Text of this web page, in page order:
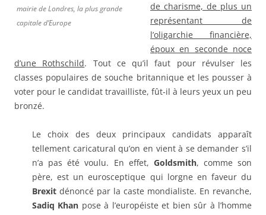
mairie de Londres, la plus grande
capitale d’Europe
de charisme, de plus un
représentant de
l’oligarchie financière,
époux en seconde noce
d’une Rothschild. Tout ce qu’il faut pour révulser les
classes populaires de souche britannique et les pousser à
voter pour le candidat travailliste, fût-il à leurs yeux un peu
bronzé.
Le choix des deux principaux candidats apparaît
tellement caricatural qu’on en vient à se demander s’il
n’a pas été voulu. En effet, Goldsmith, comme son
père, est un eurosceptique qui lorgne en faveur du
Brexit dénoncé par la caste mondialiste. En revanche,
Sadiq Khan pose à l’européiste et bien sûr à l’homme